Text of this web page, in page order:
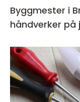
Byggmester i
håndverker